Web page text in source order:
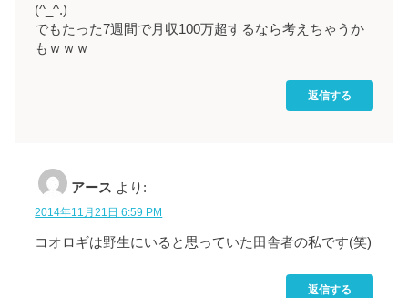
(^_^.)
でもたった7週間で月収100万超するなら考えちゃうか
もｗｗｗ
返信する
アース より:
2014年11月21日 6:59 PM
コオロギは野生にいると思っていた田舎者の私です(笑)
返信する